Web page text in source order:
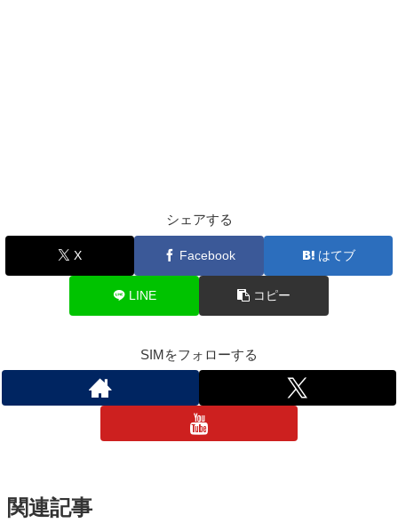
シェアする
X Facebook はてブ
LINE コピー
SIMをフォローする
関連記事